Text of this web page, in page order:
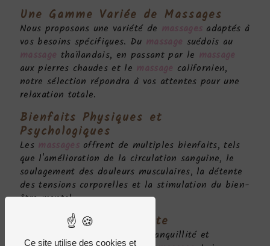
Une Gamme Variée de Massages
Nous proposons une variété de massages adaptés à
vos besoins spécifiques. Du massage suédois au
massage thaïlandais, en passant par le massage
aux pierres chaudes et le massage californien,
notre sélection répondra à vos attentes pour une
relaxation totale.
Bienfaits Physiques et
Psychologiques
Les massagesoffrent de multiples bienfaits, tels
que l'amélioration de la circulation sanguine, le
soulagement des douleurs musculaires, la détente
des tensions corporelles et la stimulation du bien-
être mental.
Une Évasion de Détente
Plongez dans un univers de tranquillité et
Ce site utilise des cookies et